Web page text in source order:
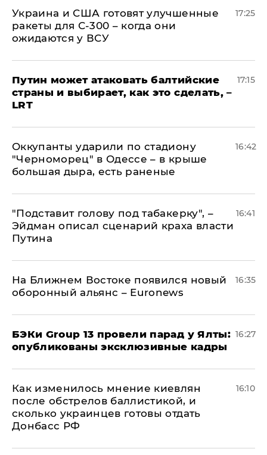
Украина и США готовят улучшенные
ракеты для С-300 – когда они
ожидаются у ВСУ
17:25
Путин может атаковать балтийские
страны и выбирает, как это сделать, –
LRT
17:15
Оккупанты ударили по стадиону
"Черноморец" в Одессе – в крыше
большая дыра, есть раненые
16:42
​"Подставит голову под табакерку", –
Эйдман описал сценарий краха власти
Путина
16:41
На Ближнем Востоке появился новый
оборонный альянс – Euronews
16:35
​БЭКи Group 13 провели парад у Ялты:
опубликованы эксклюзивные кадры
16:27
Как изменилось мнение киевлян
после обстрелов баллистикой, и
сколько украинцев готовы отдать
Донбасс РФ
16:10